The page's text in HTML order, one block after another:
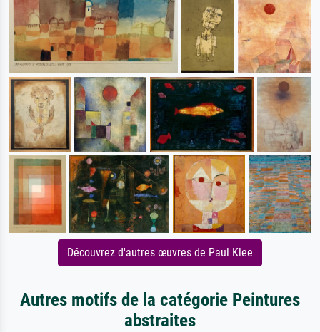
Découvrez d'autres œuvres de Paul Klee
Autres motifs de la catégorie Peintures
abstraites